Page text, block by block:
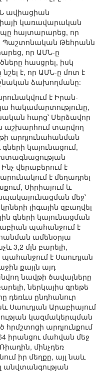
ավիացիան
կառավարական
հայտարարեց, որ
Պաշտոնական Թեհրանն
որ ԱՄՆ-ը
հասցրել, իսկ
է, որ ԱՄՆ-ը մոտ է
ձախողմանը:
է Իրան-
հակամարտությունը,
հարց՝ Մերձավոր
աշխարհում տարվող
արդյունահանման
կայունացում,
վերաբերում է
է մեղադրել
Սիրիայում և
մեջ՝
լիգային զբաղվել
գների կայունացման
պահանջում է
ամենօրյա
3,2 մլն բարելի,
պահանջում է Սաուդյան
քայլն այդ
նավթի ծավալները
ներկայիս գրեթե
դեռևս ընդհանուր
Սաուդյան Արաբիայում
կազմակերպման
հրմշտոցի արդյունքում
իրանցու մահվան մեջ
մինչդեռ
իր մեղքը, այլ նաև
անվտանգության